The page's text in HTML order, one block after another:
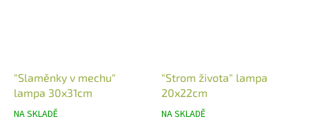
"Slaměnky v mechu"
lampa 30x31cm
NA SKLADĚ
"Strom života" lampa
20x22cm
NA SKLADĚ